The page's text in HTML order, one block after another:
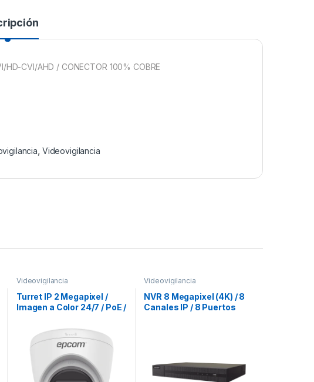
CVI/AHD / CONECTOR 100% COBRE
Videovigilancia
Videovigilancia
Turret IP 2 Megapixel /
Imagen a Color 24/7 / PoE /
30 mts / Exterior IP67 /
dWDR
Videovigilancia
NVR 8 Megapixel (4K) / 8
Canales IP / 8 Puertos